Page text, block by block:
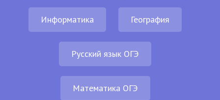
Информатика География
Русский язык ОГЭ
Математика ОГЭ